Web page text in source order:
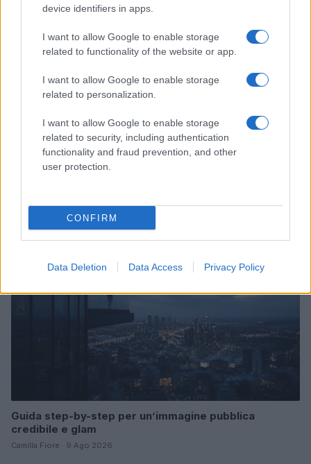
device identifiers in apps.
I want to allow Google to enable storage
related to functionality of the website or app.
I want to allow Google to enable storage
related to personalization.
I want to allow Google to enable storage
related to security, including authentication
functionality and fraud prevention, and other
user protection.
CONFIRM
Data Deletion Data Access Privacy Policy
Come pulire le cozze in modo perfetto: guida pratica
per principianti
LIFESTYLE
Guida step-by-step per un’immagine pubblica
credibile e glam
Camilla Fiore · 9 Ago 2026